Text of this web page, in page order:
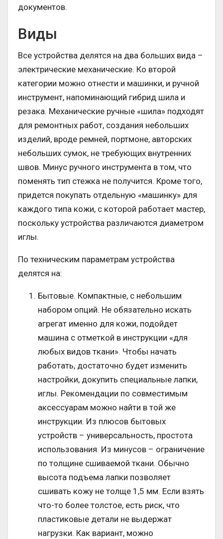
документов.
Виды
Все устройства делятся на два больших вида –
электрические механические. Ко второй
категории можно отнести и машинки, и ручной
инструмент, напоминающий гибрид шила и
резака. Механические ручные «шила» подходят
для ремонтных работ, создания небольших
изделий, вроде ремней, портмоне, авторских
небольших сумок, не требующих внутренних
швов. Минус ручного инструмента в том, что
поменять тип стежка не получится. Кроме того,
придется покупать отдельную «машинку» для
каждого типа кожи, с которой работает мастер,
поскольку устройства различаются диаметром
иглы.
По техническим параметрам устройства
делятся на:
Бытовые. Компактные, с небольшим
набором опций. Не обязательно искать
агрегат именно для кожи, подойдет
машина с отметкой в инструкции «для
любых видов ткани». Чтобы начать
работать, достаточно будет изменить
настройки, докупить специальные лапки,
иглы. Рекомендации по совместимым
аксессуарам можно найти в той же
инструкции. Из плюсов бытовых
устройств – универсальность, простота
использования. Из минусов – ограничение
по толщине сшиваемой ткани. Обычно
высота подъема лапки позволяет
сшивать кожу не толще 1,5 мм. Если взять
что-то более толстое, есть риск, что
пластиковые детали не выдержат
нагрузки. Как вариант, можно